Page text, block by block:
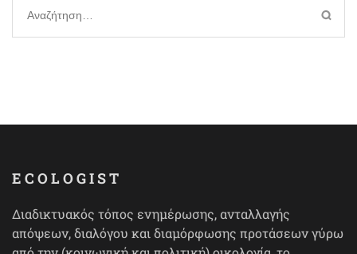
Αναζήτηση
για:
ECOLOGIST
Διαδικτυακός τόπος ενημέρωσης, ανταλλαγής
απόψεων, διαλόγου και διαμόρφωσης προτάσεων γύρω